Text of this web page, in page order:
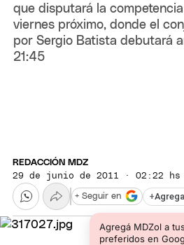
que disputará la
viernes próximo, donde el
por Sergio Batista debutará
21:45
REDACCIÓN MDZ
29 de junio de 2011 · 02:22 hs
+
Agregá MDZol a
preferidos en
+ Seguir en